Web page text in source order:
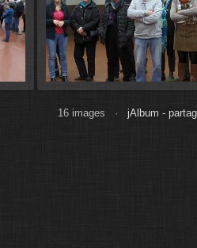
16 images · jAlbum -